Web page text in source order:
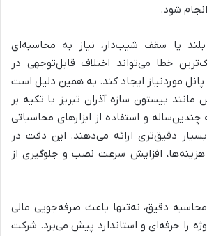
شود.
بلند یا سقف شیب‌دار، نیاز به محاسبه‌ای
خطا می‌تواند اختلاف قابل‌توجهی در
پانل موردنیاز ایجاد کند. به همین دلیل است
بیستون سازه آذران تبریز با تکیه بر
و استفاده از ابزارهای محاسباتی
بسیار دقیق‌تری ارائه می‌دهند. این دقت در
افزایش سرعت نصب و جلوگیری از
دقیق، نه‌تنها باعث صرفه‌جویی مالی
را حرفه‌ای و استاندارد پیش می‌برد. شرکت